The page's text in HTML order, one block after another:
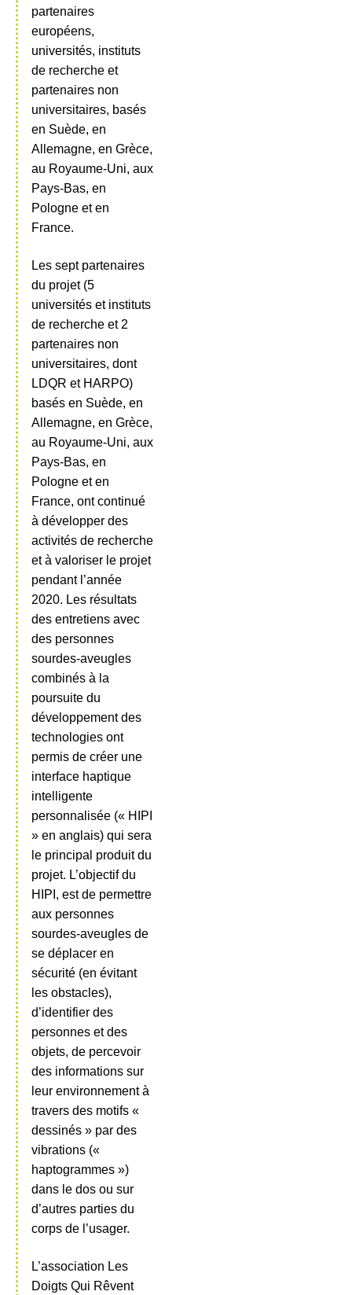
partenaires
européens,
universités, instituts
de recherche et
partenaires non
universitaires, basés
en Suède, en
Allemagne, en Grèce,
au Royaume-Uni, aux
Pays-Bas, en
Pologne et en
France.
Les sept partenaires
du projet (5
universités et instituts
de recherche et 2
partenaires non
universitaires, dont
LDQR et HARPO)
basés en Suède, en
Allemagne, en Grèce,
au Royaume-Uni, aux
Pays-Bas, en
Pologne et en
France, ont continué
à développer des
activités de recherche
et à valoriser le projet
pendant l’année
2020. Les résultats
des entretiens avec
des personnes
sourdes-aveugles
combinés à la
poursuite du
développement des
technologies ont
permis de créer une
interface haptique
intelligente
personnalisée (« HIPI
» en anglais) qui sera
le principal produit du
projet. L’objectif du
HIPI, est de permettre
aux personnes
sourdes-aveugles de
se déplacer en
sécurité (en évitant
les obstacles),
d’identifier des
personnes et des
objets, de percevoir
des informations sur
leur environnement à
travers des motifs «
dessinés » par des
vibrations («
haptogrammes »)
dans le dos ou sur
d’autres parties du
corps de l’usager.
L’association Les
Doigts Qui Rêvent